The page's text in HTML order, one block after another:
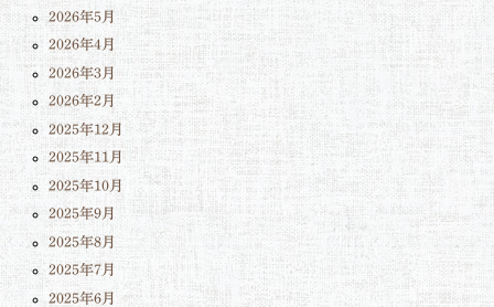
2026年5月
2026年4月
2026年3月
2026年2月
2025年12月
2025年11月
2025年10月
2025年9月
2025年8月
2025年7月
2025年6月